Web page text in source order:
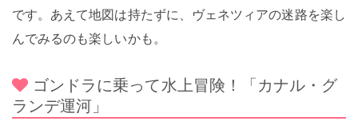
です。あえて地図は持たずに、ヴェネツィアの迷路を楽し
んでみるのも楽しいかも。
ゴンドラに乗って水上冒険！「カナル・グ
ランデ運河」